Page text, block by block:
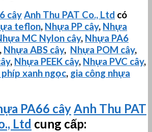
câyAnh Thu PAT Co., Ltd có
teflon, Nhựa PP cây, Nhựa
MC Nylon cây, Nhựa PA6
, Nhựa ABS cây, Nhựa POM cây,
, Nhựa PEEK cây, Nhựa PVC cây,
phíp xanh ngọc, gia công nhựa
PA66 câyAnh Thu PAT
Ltd cung cấp: